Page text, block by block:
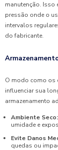
manutenção. Isso
pressão onde o
intervalos
do fabricante.
O modo como os
influenciar sua
armazenamento
Ambiente Seco:
umidade e
Evite Danos
quedas ou